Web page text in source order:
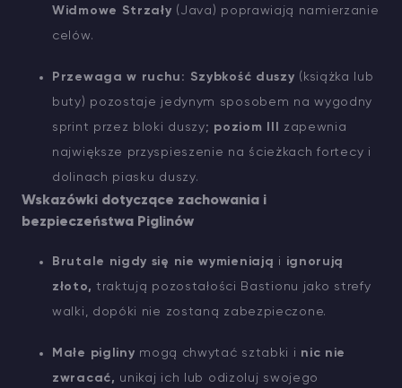
Widmowe Strzały (Java) poprawiają namierzanie
celów.
Przewaga w ruchu: Szybkość duszy (książka lub
buty) pozostaje jedynym sposobem na wygodny
sprint przez bloki duszy; poziom III
zapewnia
największe przyspieszenie na ścieżkach fortecy i
dolinach piasku duszy.
Wskazówki dotyczące zachowania i
bezpieczeństwa Piglinów
Brutale nigdy się nie wymieniają i ignorują
złoto, traktują pozostałości Bastionu jako strefy
walki, dopóki nie zostaną zabezpieczone.
Małe pigliny mogą chwytać sztabki i nic nie
zwracać, unikaj ich lub odizoluj swojego